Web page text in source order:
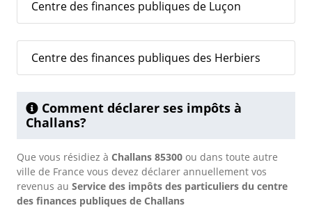
Centre des finances publiques de Luçon
Centre des finances publiques des Herbiers
Comment déclarer ses impôts à
Challans?
Que vous résidiez à Challans 85300 ou dans toute autre
ville de France vous devez déclarer annuellement vos
revenus au Service des impôts des particuliers du centre
des finances publiques de Challans